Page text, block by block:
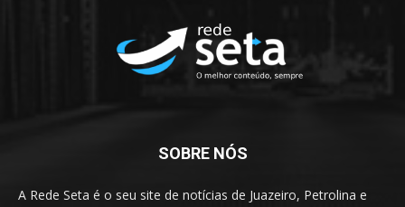
SOBRE NÓS
A Rede Seta é o seu site de notícias de Juazeiro, Petrolina e